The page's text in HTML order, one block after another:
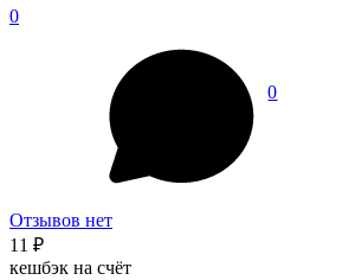
0
Отзывов нет
11 ₽
кешбэк на счёт
0